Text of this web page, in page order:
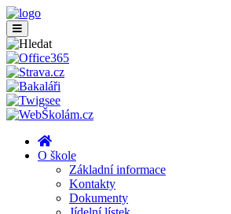
O škole
Základní informace
Kontakty
Dokumenty